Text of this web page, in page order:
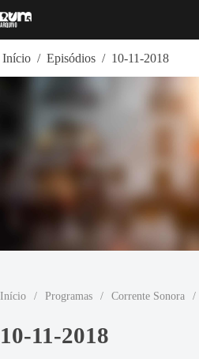
para
Início / Episódios / 10-11-2018
Início / Programas / Corrente Sonora /
10-11-2018